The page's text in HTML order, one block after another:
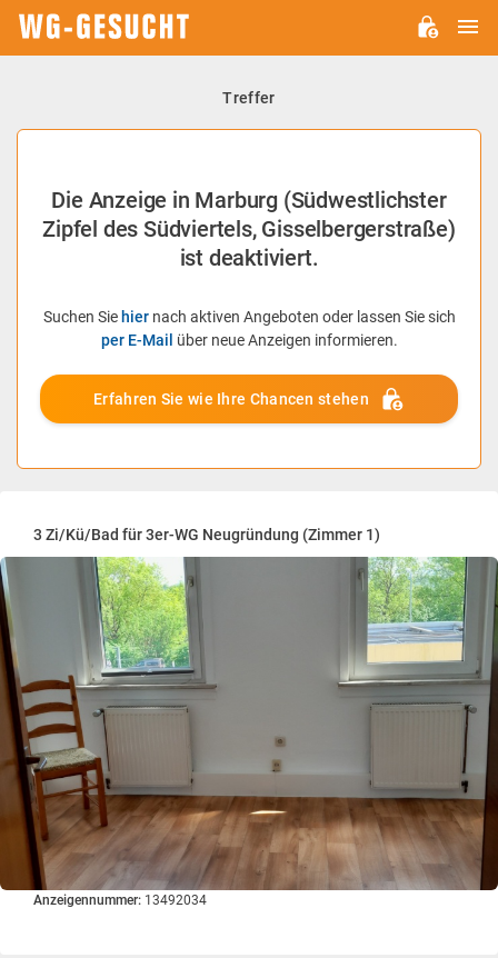
Treffer
Die Anzeige in Marburg (Südwestlichster
Zipfel des Südviertels, Gisselbergerstraße)
ist deaktiviert.
Suchen Sie hiernach aktiven Angeboten oder lassen Sie sich
per E-Mail über neue Anzeigen informieren.
Erfahren Sie wie Ihre Chancen stehen
3 Zi/Kü/Bad für 3er-WG Neugründung (Zimmer 1)
Anzeigennummer: 13492034